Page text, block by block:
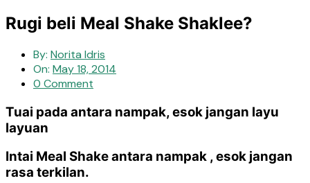
Rugi beli Meal Shake Shaklee?
By: Norita Idris
On: May 18, 2014
0 Comment
Tuai pada antara nampak, esok jangan layu
layuan
Intai Meal Shake antara nampak , esok jangan
rasa terkilan.